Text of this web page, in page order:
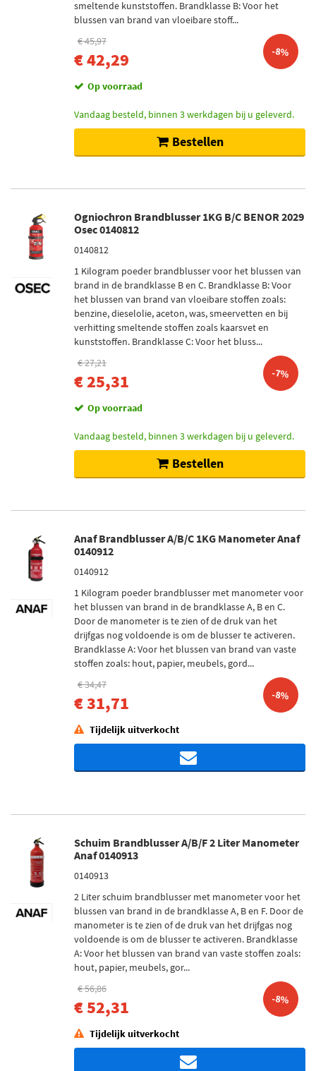
smeltende kunststoffen. Brandklasse B: Voor het
blussen van brand van vloeibare stoff...
€ 45,97
€ 42,29 -8%
Op voorraad
Vandaag besteld, binnen 3 werkdagen bij u geleverd.
Bestellen
Ogniochron Brandblusser 1KG B/C BENOR 2029
Osec 0140812
0140812
1 Kilogram poeder brandblusser voor het blussen van
brand in de brandklasse B en C. Brandklasse B: Voor
het blussen van brand van vloeibare stoffen zoals:
benzine, dieselolie, aceton, was, smeervetten en bij
verhitting smeltende stoffen zoals kaarsvet en
kunststoffen. Brandklasse C: Voor het bluss...
€ 27,21
€ 25,31 -7%
Op voorraad
Vandaag besteld, binnen 3 werkdagen bij u geleverd.
Bestellen
Anaf Brandblusser A/B/C 1KG Manometer Anaf
0140912
0140912
1 Kilogram poeder brandblusser met manometer voor
het blussen van brand in de brandklasse A, B en C.
Door de manometer is te zien of de druk van het
drijfgas nog voldoende is om de blusser te activeren.
Brandklasse A: Voor het blussen van brand van vaste
stoffen zoals: hout, papier, meubels, gord...
€ 34,47
€ 31,71 -8%
Tijdelijk uitverkocht
Schuim Brandblusser A/B/F 2 Liter Manometer
Anaf 0140913
0140913
2 Liter schuim brandblusser met manometer voor het
blussen van brand in de brandklasse A, B en F. Door de
manometer is te zien of de druk van het drijfgas nog
voldoende is om de blusser te activeren. Brandklasse
A: Voor het blussen van brand van vaste stoffen zoals:
hout, papier, meubels, gor...
€ 56,86
€ 52,31 -8%
Tijdelijk uitverkocht